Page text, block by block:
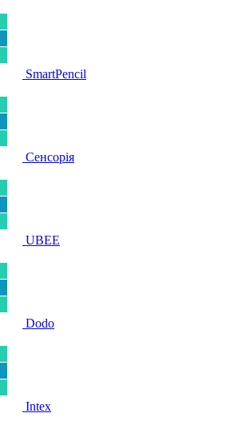
SmartPencil
Сенсорія
UBEE
Dodo
Intex